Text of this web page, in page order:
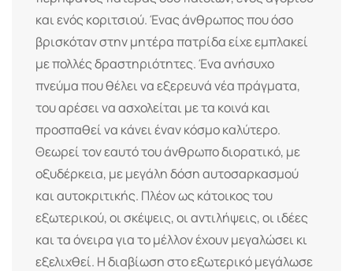
και ενός κοριτσιού. Ένας άνθρωπος που όσο
βρισκόταν στην μητέρα πατρίδα είχε εμπλακεί
με πολλές δραστηριότητες. Ένα ανήσυχο
πνεύμα που θέλει να εξερευνά νέα πράγματα,
του αρέσει να ασχολείται με τα κοινά και
προσπαθεί να κάνει έναν κόσμο καλύτερο.
Θεωρεί τον εαυτό του άνθρωπο διορατικό, με
οξυδέρκεια, με μεγάλη δόση αυτοσαρκασμού
και αυτοκριτικής. Πλέον ως κάτοικος του
εξωτερικού, οι σκέψεις, οι αντιλήψεις, οι ιδέες
και τα όνειρα για το μέλλον έχουν μεγαλώσει κι
εξελιχθεί. Η διαβίωση στο εξωτερικό μεγάλωσε